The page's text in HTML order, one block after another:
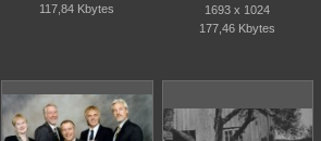
117,84 Kbytes
1693 x 1024
177,46 Kbytes